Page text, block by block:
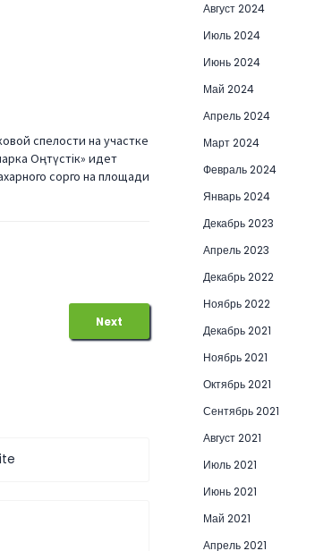
спелости на участке
Оңтүстік» идет
сорго на площади
Next
Август 2024
Июль 2024
Июнь 2024
Май 2024
Апрель 2024
Март 2024
Февраль 2024
Январь 2024
Декабрь 2023
Апрель 2023
Декабрь 2022
Ноябрь 2022
Декабрь 2021
Ноябрь 2021
Октябрь 2021
Сентябрь 2021
Август 2021
Июль 2021
Июнь 2021
Май 2021
Апрель 2021